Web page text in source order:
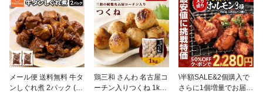
メール便 送料無料 牛タ
ンしぐれ煮 2パック (10
鶏三和 さんわ 名古屋コ
ーチン入りつくね 1kg
\半額SALE&2個購入で
さらに1個増量でお届